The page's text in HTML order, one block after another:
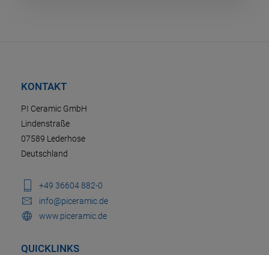
KONTAKT
PI Ceramic GmbH
Lindenstraße
07589 Lederhose
Deutschland
+49 36604 882-0
info@piceramic.de
www.piceramic.de
QUICKLINKS